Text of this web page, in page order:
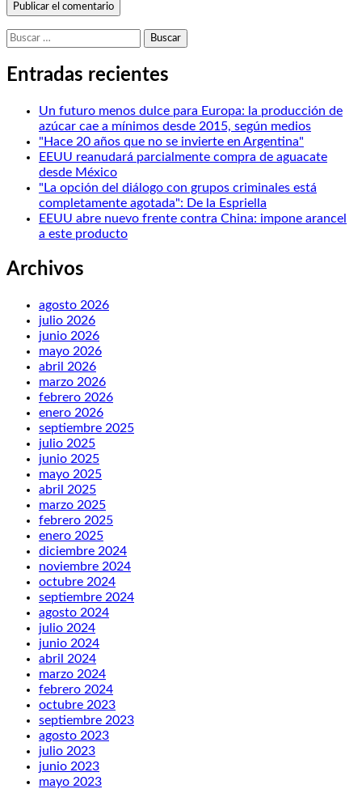
Buscar:
Entradas recientes
Un futuro menos dulce para Europa: la producción de
azúcar cae a mínimos desde 2015, según medios
"Hace 20 años que no se invierte en Argentina"
EEUU reanudará parcialmente compra de aguacate
desde México
"La opción del diálogo con grupos criminales está
completamente agotada": De la Espriella
EEUU abre nuevo frente contra China: impone arancel
a este producto
Archivos
agosto 2026
julio 2026
junio 2026
mayo 2026
abril 2026
marzo 2026
febrero 2026
enero 2026
septiembre 2025
julio 2025
junio 2025
mayo 2025
abril 2025
marzo 2025
febrero 2025
enero 2025
diciembre 2024
noviembre 2024
octubre 2024
septiembre 2024
agosto 2024
julio 2024
junio 2024
abril 2024
marzo 2024
febrero 2024
octubre 2023
septiembre 2023
agosto 2023
julio 2023
junio 2023
mayo 2023